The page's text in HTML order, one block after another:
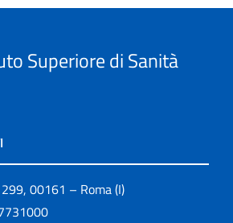
Superiore di Sanità
00161 – Roma (I)